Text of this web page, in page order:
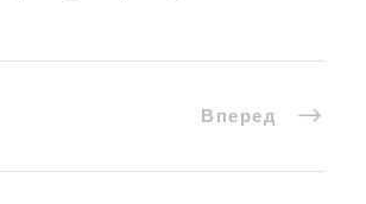
Вперед